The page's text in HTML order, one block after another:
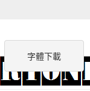
字體下載